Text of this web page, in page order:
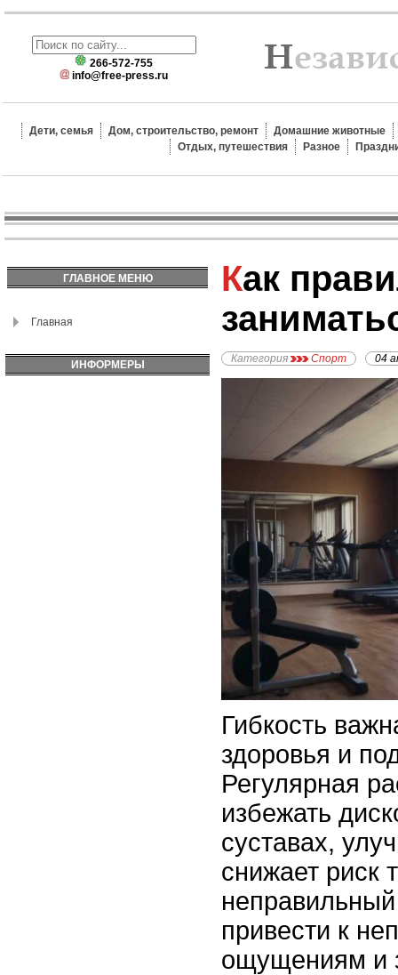
266-572-755
info@free-press.ru
Дети, семья Дом, строительство, ремонт
Домашние животные
Отдых, путешествия
Разное
ГЛАВНОЕ МЕНЮ
Главная
ИНФОРМЕРЫ
Как правильно
Категория Спорт 04
Гибкость
здоровья и
Регулярная
избежать
суставах,
снижает риск
привести к
ощущениям и